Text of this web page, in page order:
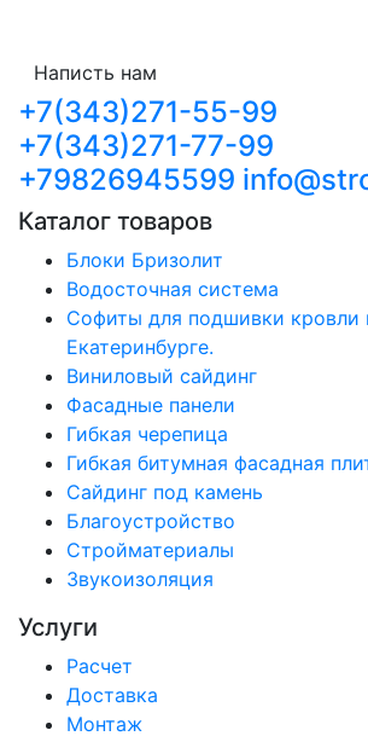
Написть нам
+7(343)271-55-99
+7(343)271-77-99
+79826945599
Каталог товаров
Блоки Бризолит
Водосточная система
Софиты для подшивки кровли
Екатеринбурге.
Виниловый сайдинг
Фасадные панели
Гибкая черепица
Гибкая битумная фасадная
Сайдинг под камень
Благоустройство
Стройматериалы
Звукоизоляция
Услуги
Расчет
Доставка
Монтаж